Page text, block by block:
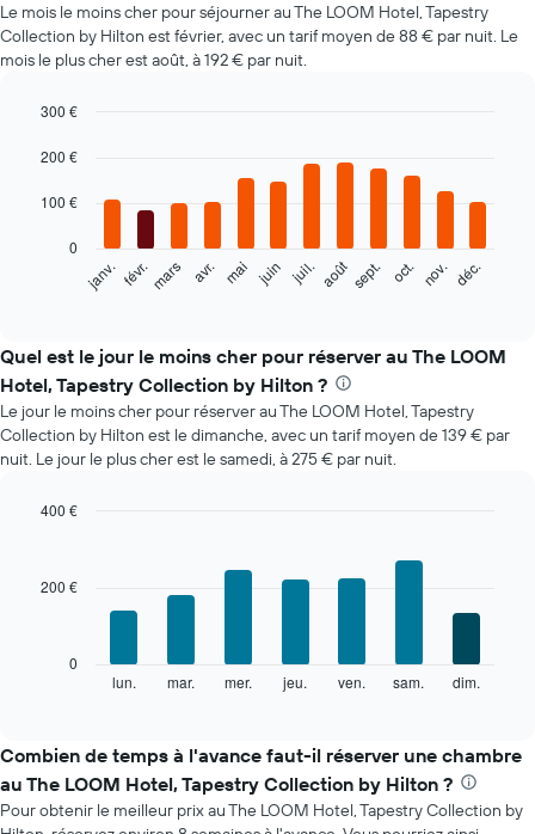
Le mois le moins cher pour séjourner au The LOOM Hotel, Tapestry
Collection by Hilton est février, avec un tarif moyen de 88 € par nuit. Le
mois le plus cher est août, à 192 € par nuit.
chart
bars.
graphique
indique
le
prix
moyen
d'une
chambre
mois
graphique,
indiquent
le
graphique,
1
axe
graphic.
janv. févr.mars avr. mai juin juil. août sept. oct. nov. déc.
0
100 €
200 €
300 €
Quel est le jour le moins cher pour réserver au The LOOM
Hotel, Tapestry Collection by Hilton ?
Le jour le moins cher pour réserver au The LOOM Hotel, Tapestry
Collection by Hilton est le dimanche, avec un tarif moyen de 139 € par
nuit. Le jour le plus cher est le samedi, à 275 € par nuit.
indique
le
prix
moyen
lun. mar. mer. jeu. ven. sam. dim.
0
200 €
400 €
Combien de temps à l'avance faut-il réserver une chambre
au The LOOM Hotel, Tapestry Collection by Hilton ?
Pour obtenir le meilleur prix au The LOOM Hotel, Tapestry Collection by